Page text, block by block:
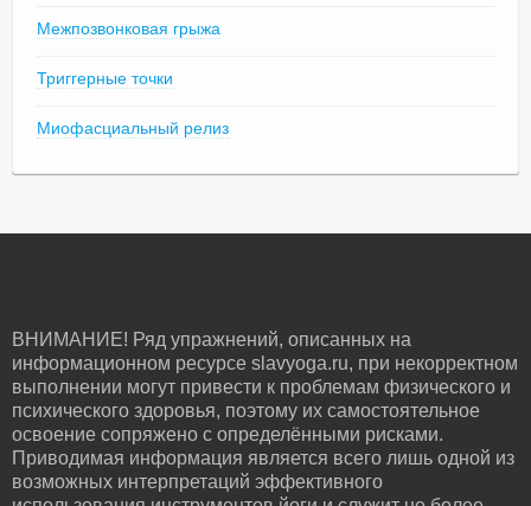
Межпозвонковая грыжа
Триггерные точки
Миофасциальный релиз
ВНИМАНИЕ! Ряд упражнений, описанных на
информационном ресурсе slavyoga.ru, при некорректном
выполнении могут привести к проблемам физического и
психического здоровья, поэтому их самостоятельное
освоение сопряжено с определёнными рисками.
Приводимая информация является всего лишь одной из
возможных интерпретаций эффективного